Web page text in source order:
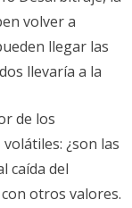
volver a
llegar las
llevaría a la
de los
¿son las
caída del
otros valores.